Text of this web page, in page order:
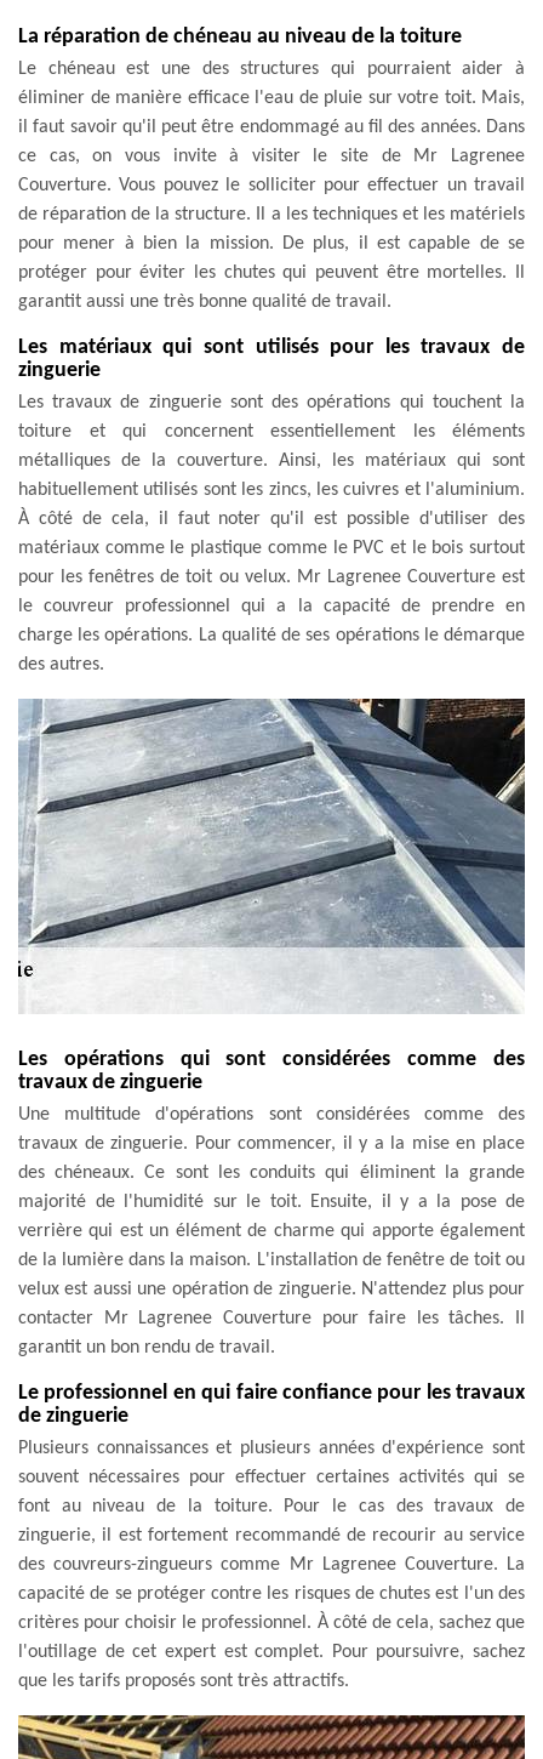
La réparation de chéneau au niveau de la toiture
Le chéneau est une des structures qui pourraient aider à
éliminer de manière efficace l'eau de pluie sur votre toit. Mais,
il faut savoir qu'il peut être endommagé au fil des années. Dans
ce cas, on vous invite à visiter le site de Mr Lagrenee
Couverture. Vous pouvez le solliciter pour effectuer un travail
de réparation de la structure. Il a les techniques et les matériels
pour mener à bien la mission. De plus, il est capable de se
protéger pour éviter les chutes qui peuvent être mortelles. Il
garantit aussi une très bonne qualité de travail.
Les matériaux qui sont utilisés pour les travaux de
zinguerie
Les travaux de zinguerie sont des opérations qui touchent la
toiture et qui concernent essentiellement les éléments
métalliques de la couverture. Ainsi, les matériaux qui sont
habituellement utilisés sont les zincs, les cuivres et l'aluminium.
À côté de cela, il faut noter qu'il est possible d'utiliser des
matériaux comme le plastique comme le PVC et le bois surtout
pour les fenêtres de toit ou velux. Mr Lagrenee Couverture est
le couvreur professionnel qui a la capacité de prendre en
charge les opérations. La qualité de ses opérations le démarque
des autres.
Les opérations qui sont considérées comme des
travaux de zinguerie
Une multitude d'opérations sont considérées comme des
travaux de zinguerie. Pour commencer, il y a la mise en place
des chéneaux. Ce sont les conduits qui éliminent la grande
majorité de l'humidité sur le toit. Ensuite, il y a la pose de
verrière qui est un élément de charme qui apporte également
de la lumière dans la maison. L'installation de fenêtre de toit ou
velux est aussi une opération de zinguerie. N'attendez plus pour
contacter Mr Lagrenee Couverture pour faire les tâches. Il
garantit un bon rendu de travail.
Le professionnel en qui faire confiance pour les travaux
de zinguerie
Plusieurs connaissances et plusieurs années d'expérience sont
souvent nécessaires pour effectuer certaines activités qui se
font au niveau de la toiture. Pour le cas des travaux de
zinguerie, il est fortement recommandé de recourir au service
des couvreurs-zingueurs comme Mr Lagrenee Couverture. La
capacité de se protéger contre les risques de chutes est l'un des
critères pour choisir le professionnel. À côté de cela, sachez que
l'outillage de cet expert est complet. Pour poursuivre, sachez
que les tarifs proposés sont très attractifs.